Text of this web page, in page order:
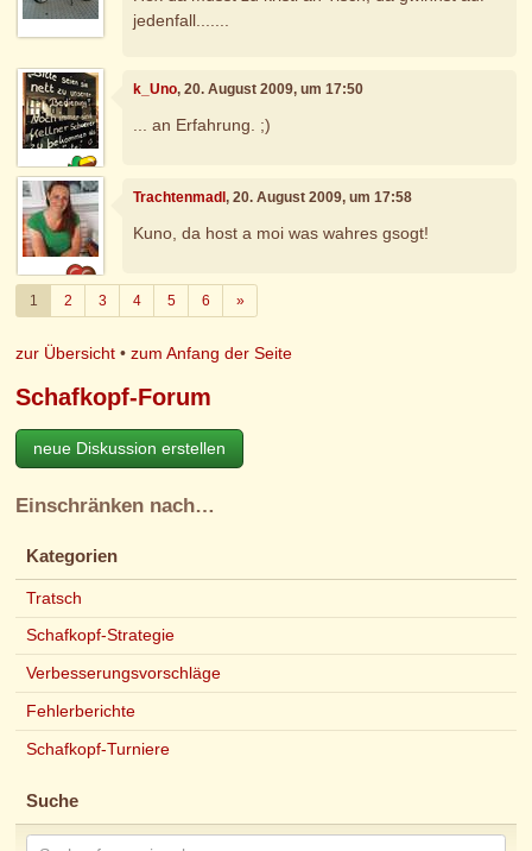
jedenfall.......
k_Uno, 20. August 2009, um 17:50
... an Erfahrung. ;)
Trachtenmadl, 20. August 2009, um 17:58
Kuno, da host a moi was wahres gsogt!
1 2 3 4 5 6 »Weiter
zur Übersicht •zum Anfang der Seite
Schafkopf-Forum
neue Diskussion erstellen
Einschränken nach…
Kategorien
Tratsch
Schafkopf-Strategie
Verbesserungsvorschläge
Fehlerberichte
Schafkopf-Turniere
Suche